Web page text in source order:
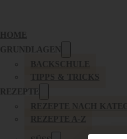
HOME
GRUNDLAGEN
BACKSCHULE
TIPPS & TRICKS
REZEPTE
REZEPTE NACH
REZEPTE A-Z